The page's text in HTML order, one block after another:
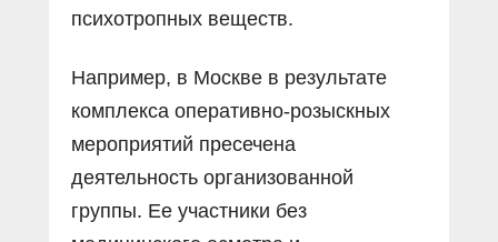
психотропных веществ.
Например, в Москве в результате
комплекса оперативно-розыскных
мероприятий пресечена
деятельность организованной
группы. Ее участники без